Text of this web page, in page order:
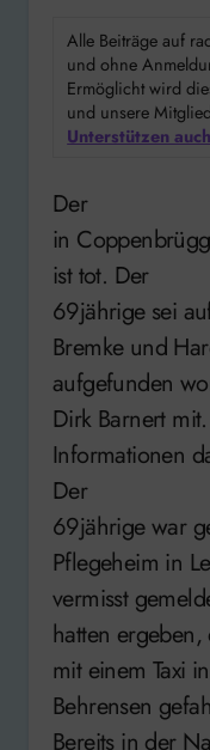
Alle Beiträge auf
und ohne
Ermöglicht wird
und unsere
Unterstützen
Der
in
ist tot. Der
69jährige sei
Bremke und
aufgefunden
Dirk Barnert
Informationen
Der
69jährige war
Pflegeheim in
vermisst
hatten
mit einem Taxi
Behrensen
Bereits in der